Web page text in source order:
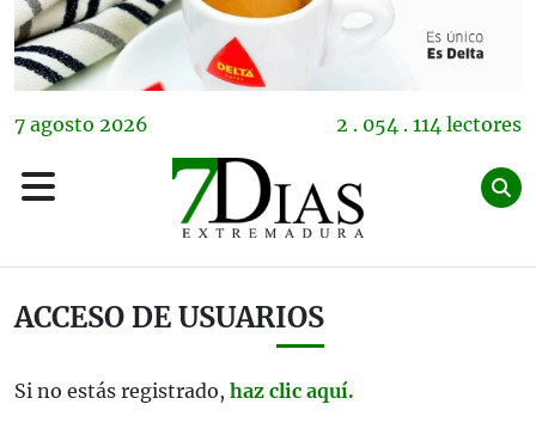
7 agosto 2026 2 . 054 . 114 lectores
ACCESO DE USUARIOS
Si no estás registrado, haz clic aquí.